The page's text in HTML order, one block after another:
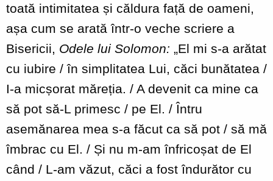
toată intimitatea și căldura față de oameni,
așa cum se arată într-o veche scriere a
Bisericii, Odele lui Solomon: „El mi s-a arătat
cu iubire / în simplitatea Lui, căci bunătatea /
I-a micșorat măreția. / A devenit ca mine ca
să pot să-L primesc / pe El. / Întru
asemănarea mea s-a făcut ca să pot / să mă
îmbrac cu El. / Și nu m-am înfricoșat de El
când / L-am văzut, căci a fost îndurător cu